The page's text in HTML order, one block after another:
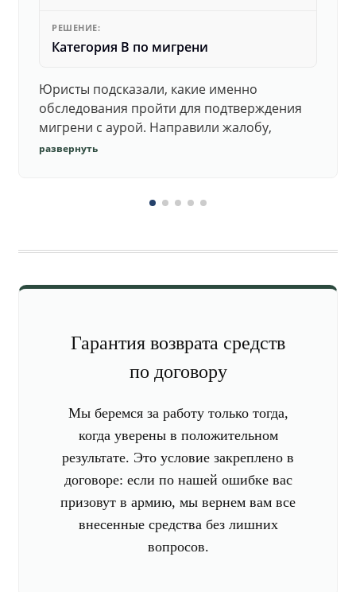
РЕШЕНИЕ:
Категория В по мигрени
Юристы подсказали, какие именно
обследования пройти для подтверждения
мигрени с аурой. Направили жалобу,
добились повторного осмотра и списания в
развернуть
Гарантия возврата средств
по договору
Мы беремся за работу только тогда,
когда уверены в положительном
результате. Это условие закреплено в
договоре: если по нашей ошибке вас
призовут в армию, мы вернем вам все
внесенные средства без лишних
вопросов.